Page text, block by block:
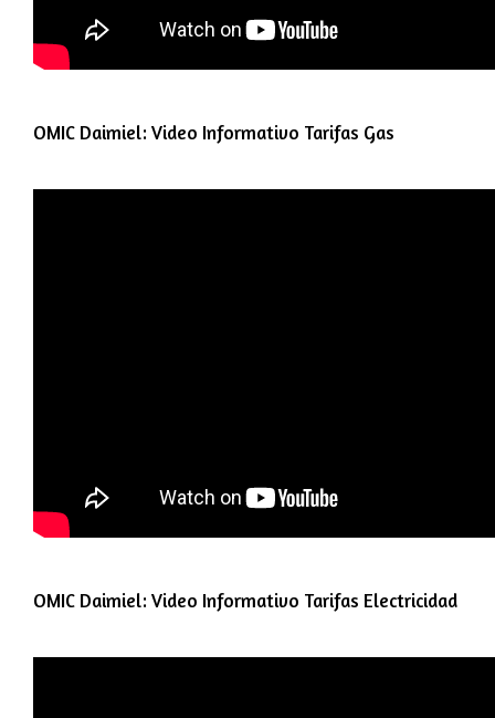
OMIC Daimiel: Video Informativo Tarifas Gas
OMIC Daimiel: Video Informativo Tarifas Electricidad